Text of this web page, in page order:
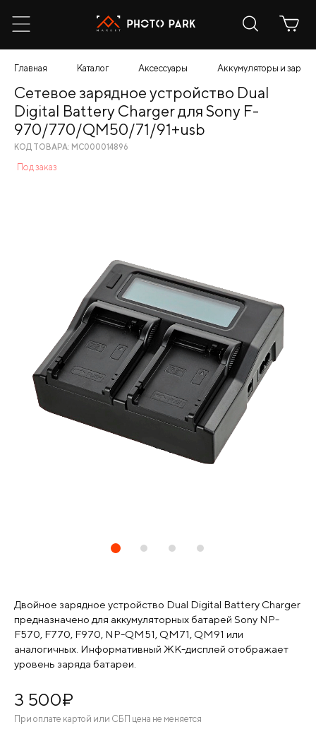
Главная Каталог Аксессуары Аккумуляторы и
Двойное зарядное устройство Dual Digital Battery Charger
предназначено для аккумуляторных батарей Sony NP-
F570, F770, F970, NP-QM51, QM71, QM91 или
аналогичных. Информативный ЖК-дисплей отображает
уровень заряда батареи.
3 500¤
При оплате картой или СБП цена не меняется
Сетевое зарядное устройство Dual
Digital Battery Charger для Sony F-
970/770/QM50/71/91+usb
КОД ТОВАРА: МС000014896
Под заказ